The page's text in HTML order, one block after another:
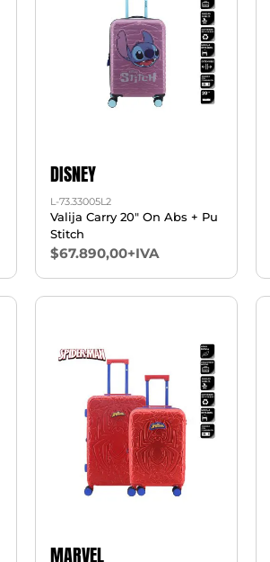
DISNEY
L-73.33005L2
Valija Carry 20" On Abs + Pu
Stitch
$67.890,00+IVA
MARVEL